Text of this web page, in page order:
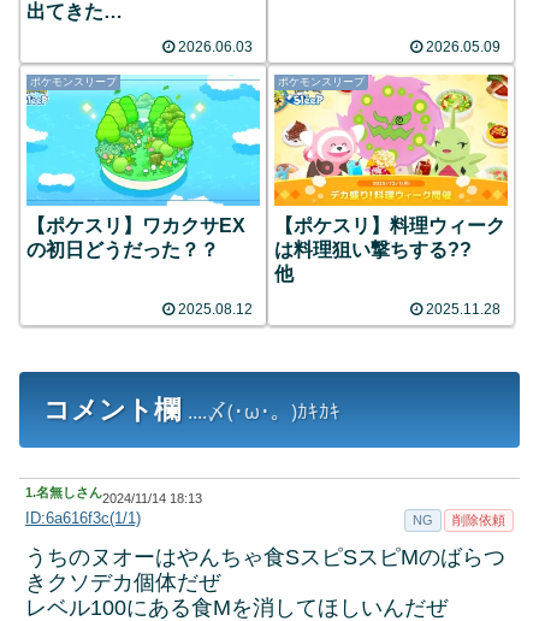
出てきた…
2026.06.03 2026.05.09
ポケモンスリープ
【ポケスリ】ワカクサEX
の初日どうだった？？
2025.08.12
ポケモンスリープ
【ポケスリ】料理ウィーク
は料理狙い撃ちする??
他
2025.11.28
コメント欄 ....〆(･ω･。)ｶｷｶｷ
1.名無しさん2024/11/14 18:13
ID:6a616f3c(1/1) NG 削除依頼
うちのヌオーはやんちゃ食SスピSスピМのばらつ
きクソデカ個体だぜ
レベル100にある食Мを消してほしいんだぜ